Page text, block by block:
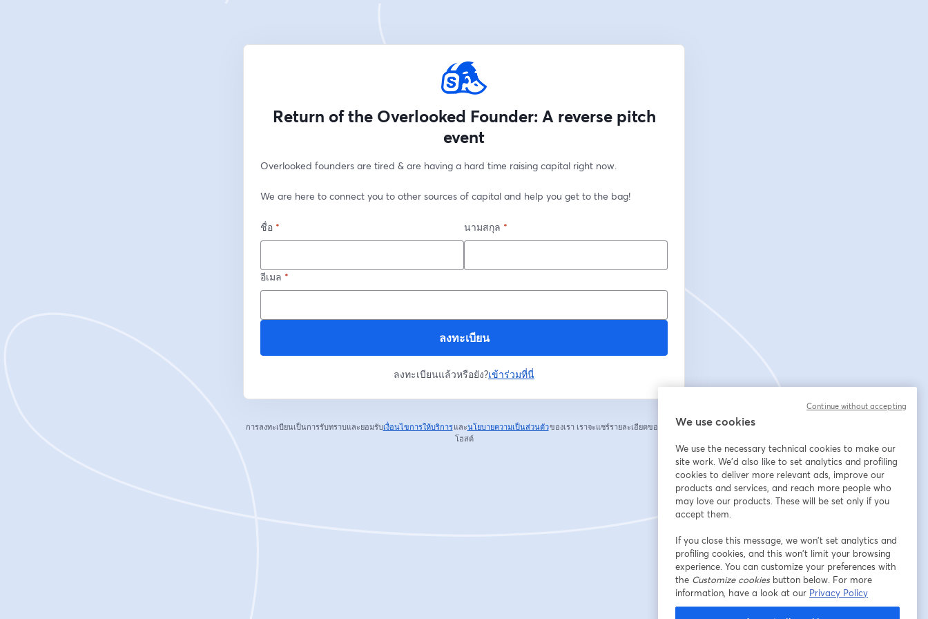
Return of the Overlooked Founder: A reverse pitch
event
Overlooked founders are tired & are having a hard time raising capital right now.
We are here to connect you to other sources of capital and help you get to the bag!
ชื่อ * นามสกุล *
อีเมล *
ลงทะเบียน
ลงทะเบียนแล้วหรือยัง?เข้าร่วมที่นี่
การลงทะเบียนเป็นการรับทราบและยอมรับเงื่อนไขการให้บริการ
เปิดในแท็บใหม่
และนโยบายความเป็นส่วนตัว
เปิดในแท็บใหม่
ของเรา เราจะแชร์รายละเอียดของคุณกับ
โฮสต์
We use cookies
We use the necessary technical cookies to make our
site work. We'd also like to set analytics and profiling
cookies to deliver more relevant ads, improve our
products and services, and reach more people who
may love our products. These will be set only if you
accept them.
If you close this message, we won’t set analytics and
profiling cookies, and this won’t limit your browsing
experience. You can customize your preferences with
the Customize cookiesbutton below. For more
information, have a look at our Privacy Policy
Continue without accepting